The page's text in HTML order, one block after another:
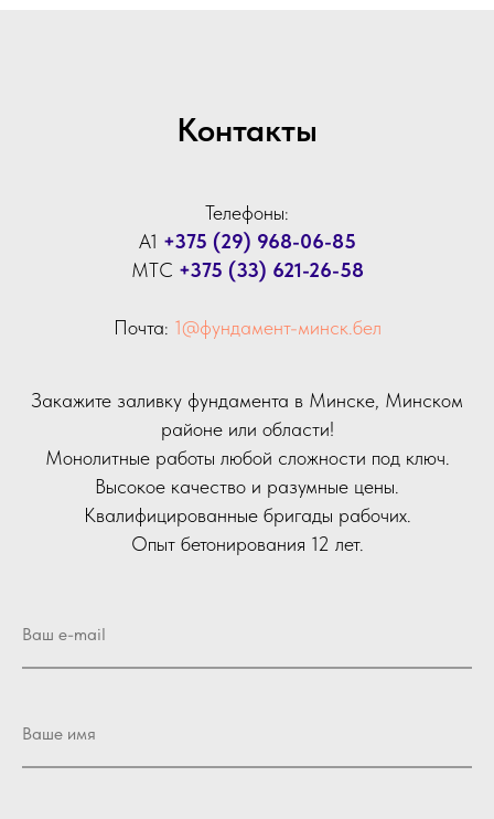
Контакты
Телефоны:
А1 +375 (29) 968-06-85
МТС +375 (33) 621-26-58
Почта: 1@фундамент-минск.бел
Закажите заливку фундамента в Минске, Минском
районе или области!
Монолитные работы любой сложности под ключ.
Высокое качество и разумные цены.
Квалифицированные бригады рабочих.
Опыт бетонирования 12 лет.